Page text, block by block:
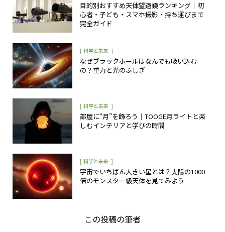
目的別おすすめ天体望遠鏡ランキング｜初
心者・子ども・スマホ撮影・持ち運びまで
完全ガイド
[ 科学と未来 ]
なぜブラックホールはなんでも吸い込む
の？重力と光のふしぎ
[ 科学と未来 ]
部屋に“月”を飾ろう｜TOOGE月ライトと楽
しむインテリアと学びの時間
[ 科学と未来 ]
宇宙でいちばん大きい星とは？太陽の1000
倍のモンスター級天体を見てみよう
この投稿の筆者